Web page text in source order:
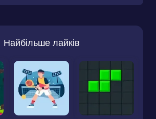
Найбільше лайків